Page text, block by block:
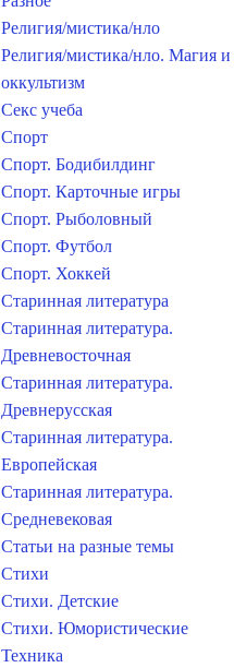
Религия/мистика/нло
Религия/мистика/нло. Магия и
оккультизм
Секс учеба
Спорт
Спорт. Бодибилдинг
Спорт. Карточные игры
Спорт. Рыболовный
Спорт. Футбол
Спорт. Хоккей
Старинная литература
Старинная литература.
Древневосточная
Старинная литература.
Древнерусская
Старинная литература.
Европейская
Старинная литература.
Средневековая
Статьи на разные темы
Стихи
Стихи. Детские
Стихи. Юмористические
Техника